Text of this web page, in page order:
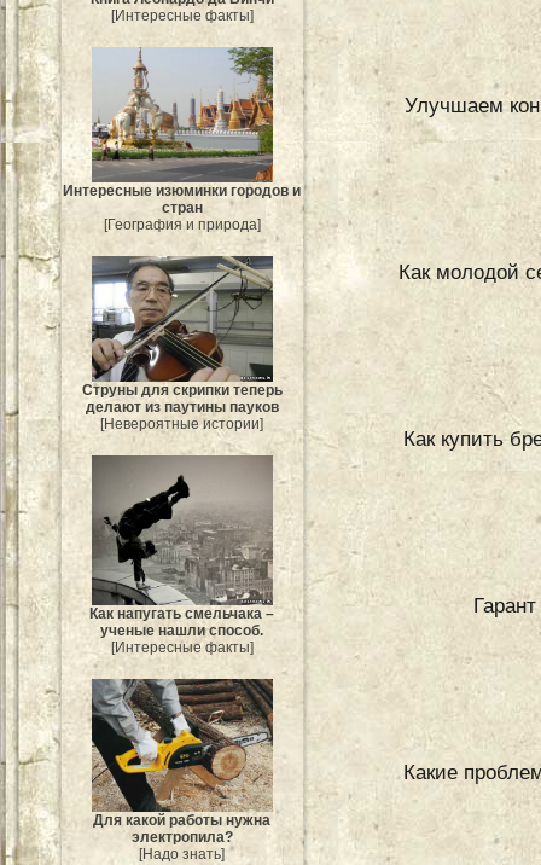
[Интересные факты]
Интересные изюминки городов и
стран
[География и природа]
Струны для скрипки теперь
делают из паутины пауков
[Невероятные истории]
Как напугать смельчака –
ученые нашли способ.
[Интересные факты]
Для какой работы нужна
электропила?
[Надо знать]
Улучшаем
Как молодой
Как купить
Какие